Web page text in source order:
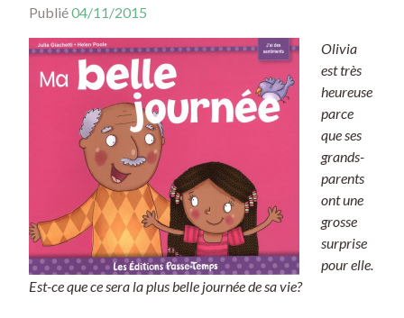
Publié04/11/2015
Olivia
est très
heureuse
parce
que ses
grands-
parents
ont une
grosse
surprise
pour elle.
Est-ce que ce sera la plus belle journée de sa vie?